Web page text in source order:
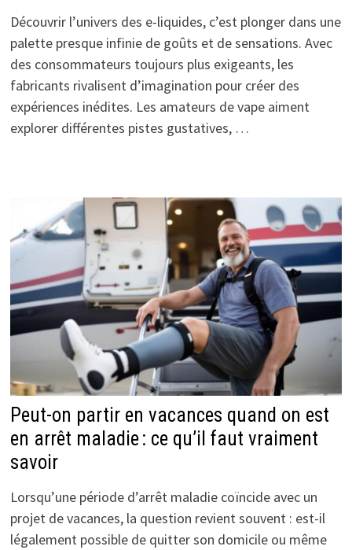
Découvrir l’univers des e-liquides, c’est plonger dans une
palette presque infinie de goûts et de sensations. Avec
des consommateurs toujours plus exigeants, les
fabricants rivalisent d’imagination pour créer des
expériences inédites. Les amateurs de vape aiment
explorer différentes pistes gustatives, …
Peut-on partir en vacances quand on est
en arrêt maladie : ce qu’il faut vraiment
savoir
Lorsqu’une période d’arrêt maladie coïncide avec un
projet de vacances, la question revient souvent : est-il
légalement possible de quitter son domicile ou même